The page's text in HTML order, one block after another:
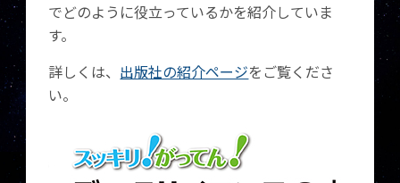
でどのように役立っているかを紹介していま
す。
詳しくは、 出版社の紹介ページをご覧くださ
い。